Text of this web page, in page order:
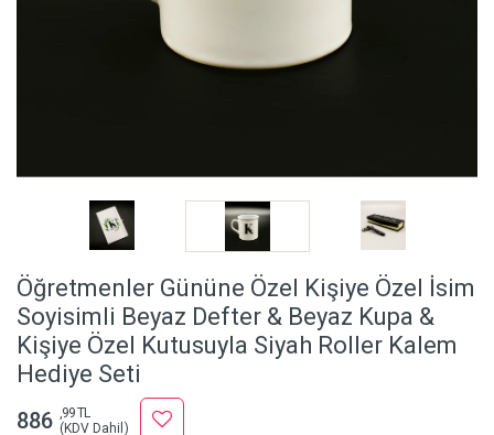
Öğretmenler Gününe Özel Kişiye Özel İsim
Soyisimli Beyaz Defter & Beyaz Kupa &
Kişiye Özel Kutusuyla Siyah Roller Kalem
Hediye Seti
886 ,99 TL
(KDV Dahil)